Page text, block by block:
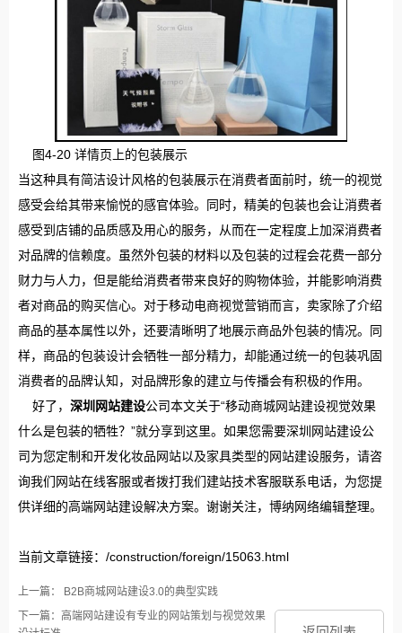
图4-20 详情页上的包装展示
当这种具有简洁设计风格的包装展示在消费者面前时，统一的视觉
感受会给其带来愉悦的感官体验。同时，精美的包装也会让消费者
感受到店铺的品质感及用心的服务，从而在一定程度上加深消费者
对品牌的信赖度。虽然外包装的材料以及包装的过程会花费一部分
财力与人力，但是能给消费者带来良好的购物体验，并能影响消费
者对商品的购买信心。对于移动电商视觉营销而言，卖家除了介绍
商品的基本属性以外，还要清晰明了地展示商品外包装的情况。同
样，商品的包装设计会牺牲一部分精力，却能通过统一的包装巩固
消费者的品牌认知，对品牌形象的建立与传播会有积极的作用。
好了， 深圳网站建设公司本文关于“移动商城网站建设视觉效果
什么是包装的牺牲？”就分享到这里。如果您需要深圳网站建设公
司为您定制和开发化妆品网站以及家具类型的网站建设服务，请咨
询我们网站在线客服或者拨打我们建站技术客服联系电话，为您提
供详细的高端网站建设解决方案。谢谢关注，博纳网络编辑整理。
当前文章链接：/construction/foreign/15063.html
上一篇： B2B商城网站建设3.0的典型实践
下一篇：高端网站建设有专业的网站策划与视觉效果